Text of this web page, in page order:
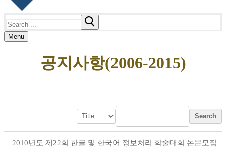
for:
Menu
공지사항(2006-2015)
Search
2010년도 제22회 한글 및 한국어 정보처리 학술대회 논문모집